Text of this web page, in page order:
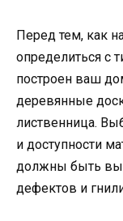
Перед тем, как
определиться с
построен ваш
деревянные
лиственница.
и доступности
должны быть
дефектов и